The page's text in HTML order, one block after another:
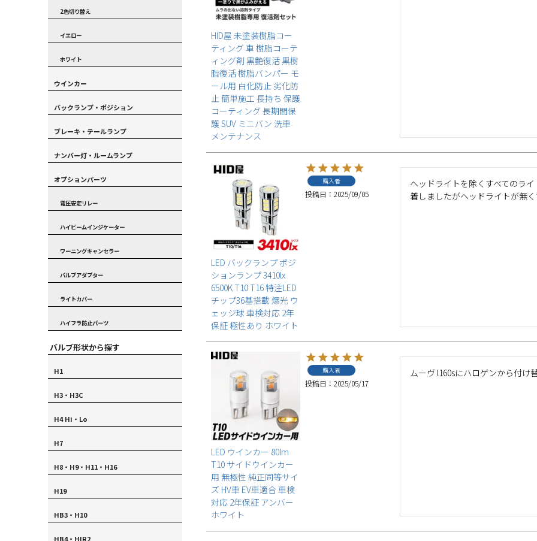
2色切り替え
イエロー
ホワイト
ウインカー
バックランプ・ポジション
ブレーキ・テールランプ
ナンバー灯・ルームランプ
オプションパーツ
電圧安定リレー
ハイビームインジケーター
ワーニングキャンセラー
バルブアダプター
ライトカバー
ハイフラ防止パーツ
バルブ形状から探す
H1
H3・H3C
H4 Hi・Lo
H7
H8・H9・H11・H16
H19
HB3・H10
HB4・HIR2
HID屋 未塗装樹脂コー
ティング 車 樹脂コーテ
ィング剤 黒艶復活 黒樹
脂復活 樹脂バンパー モ
ール用 白化防止 劣化防
止 簡単施工 長持ち 保護
コーティング 長期間保
護 SUV ミニバン 洗車
メンテナンス
LED バックランプ ポジ
ションランプ 3410lx
6500K T10 T16 特注LED
チップ36基搭載 爆光 ウ
ェッジ球 車検対応 2年
保証 極性あり ホワイト
購入者
投稿日 2025/09/05
ヘッドライトを除くすべてのラ
着しましたがヘッドライトが無く
LED ウインカー 80lm
T10 サイドウインカー
用 無極性 純正同等サイ
ズ HV車 EV車適合 車検
対応 2年保証 アンバー
ホワイト
購入者
投稿日 2025/05/17
ムーヴ l160sにハロゲンから付け